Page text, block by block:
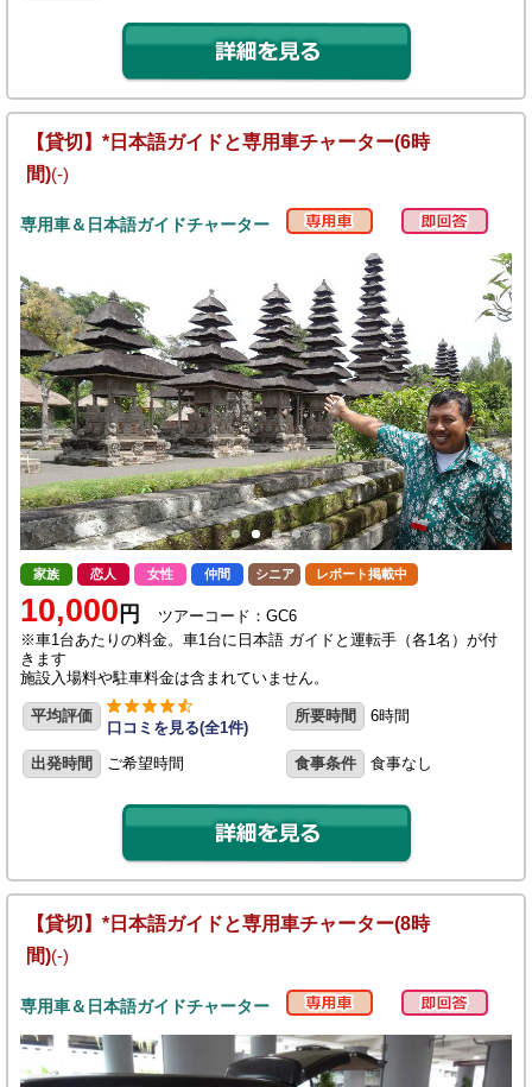
【貸切】*日本語ガイドと専用車チャーター(6時
間)(-)
専用車＆日本語ガイドチャーター
家族 恋人 女性 仲間 シニア レポート掲載中
10,000 円
ツアーコード：GC6
※車1台あたりの料金。車1台に日本語 ガイドと運転手（各1名）が付
きます
施設入場料や駐車料金は含まれていません。
平均評価
口コミを見る(全1件)
所要時間 6時間
出発時間 ご希望時間 食事条件 食事なし
【貸切】*日本語ガイドと専用車チャーター(8時
間)(-)
専用車＆日本語ガイドチャーター